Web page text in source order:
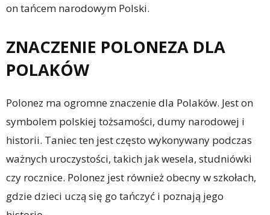
on tańcem narodowym Polski.
ZNACZENIE POLONEZA DLA
POLAKÓW
Polonez ma ogromne znaczenie dla Polaków. Jest on
symbolem polskiej tożsamości, dumy narodowej i
historii. Taniec ten jest często wykonywany podczas
ważnych uroczystości, takich jak wesela, studniówki
czy rocznice. Polonez jest również obecny w szkołach,
gdzie dzieci uczą się go tańczyć i poznają jego